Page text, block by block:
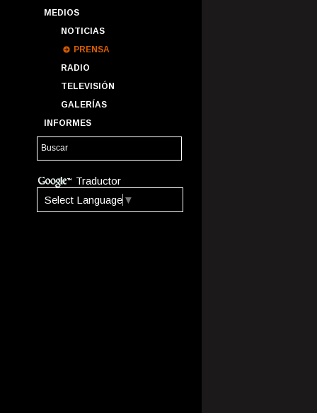
MEDIOS
NOTICIAS
PRENSA
RADIO
TELEVISIÓN
GALERÍAS
INFORMES
Traductor
Select Language ▼